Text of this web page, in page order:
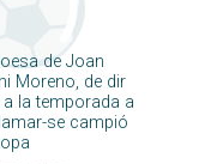
de Joan
Moreno, de dir
a la temporada a
se campió